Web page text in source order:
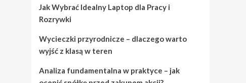
Jak Wybrać Idealny Laptop dla Pracy i
Rozrywki
Wycieczki przyrodnicze – dlaczego warto
wyjść z klasą w teren
Analiza fundamentalna w praktyce – jak